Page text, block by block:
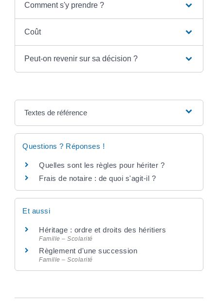
Comment s'y prendre ?
Coût
Peut-on revenir sur sa décision ?
Textes de référence
Questions ? Réponses !
Quelles sont les règles pour hériter ?
Frais de notaire : de quoi s'agit-il ?
Et aussi
Héritage : ordre et droits des héritiers
Famille – Scolarité
Règlement d'une succession
Famille – Scolarité